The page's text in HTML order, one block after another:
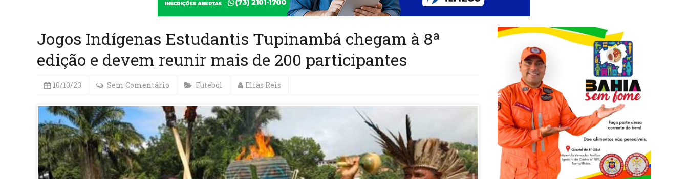
Jogos Indígenas Estudantis Tupinambá chegam à 8ª
edição e devem reunir mais de 200 participantes
10/10/23 Sem Comentário Futebol Elias Reis